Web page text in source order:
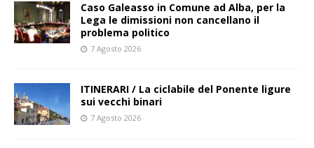
Caso Galeasso in Comune ad Alba, per la
Lega le dimissioni non cancellano il
problema politico
7 Agosto 2026
ITINERARI / La ciclabile del Ponente ligure
sui vecchi binari
7 Agosto 2026